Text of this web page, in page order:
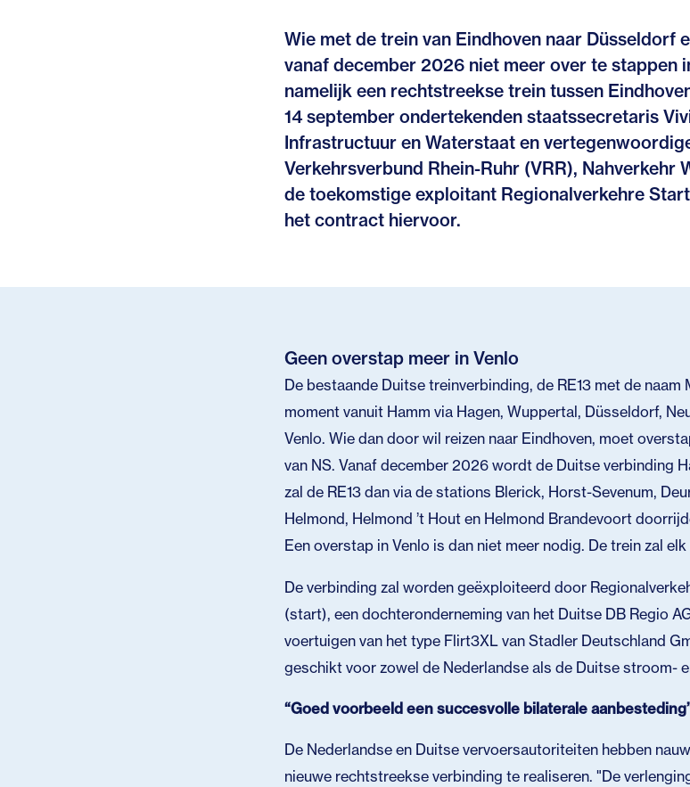
Wie met de trein van Eindhoven naar Düsseldorf
vanaf december 2026 niet meer over te stappen
namelijk een rechtstreekse trein tussen
14 september ondertekenden staatssecretaris
Infrastructuur en Waterstaat en
Verkehrsverbund Rhein-Ruhr (VRR), Nahverkehr
de toekomstige exploitant Regionalverkehre
het contract hiervoor.
Geen overstap meer in Venlo
De bestaande Duitse treinverbinding, de RE13 met de
moment vanuit Hamm via Hagen, Wuppertal, Düsseldorf,
Venlo. Wie dan door wil reizen naar Eindhoven, moet
van NS. Vanaf december 2026 wordt de Duitse verbinding
zal de RE13 dan via de stations Blerick, Horst-Sevenum,
Helmond, Helmond ’t Hout en Helmond Brandevoort
Een overstap in Venlo is dan niet meer nodig. De trein zal elk
De verbinding zal worden geëxploiteerd door
(start), een dochteronderneming van het Duitse DB Regio
voertuigen van het type Flirt3XL van Stadler Deutschland
geschikt voor zowel de Nederlandse als de Duitse stroom-
“Goed voorbeeld een succesvolle bilaterale
De Nederlandse en Duitse vervoersautoriteiten hebben
nieuwe rechtstreekse verbinding te realiseren. "De